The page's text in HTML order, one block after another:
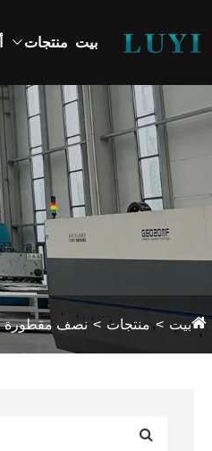
بيت منتجات
بيت منتجات نصف مقطورة